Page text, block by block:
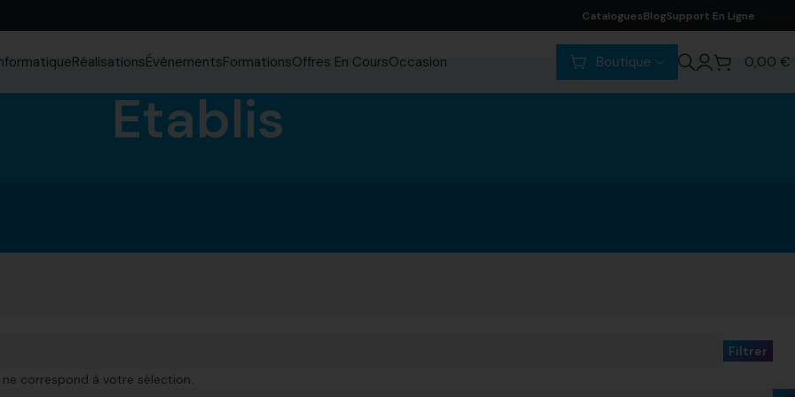
CataloguesBlogSupport En Ligne
RéalisationsÉvènementsFormationsOffres En CoursOccasion Boutique 0,00 €
Etablis
Filtrer
correspond à votre sélection.